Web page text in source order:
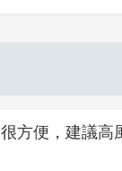
方便，建議高